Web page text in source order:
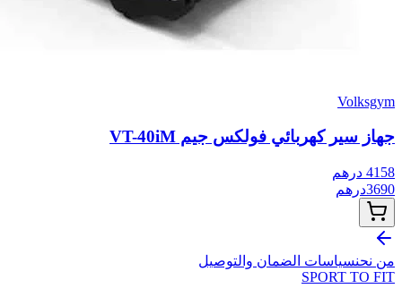
Volksgym
جهاز سير كهربائي فولكس جيم VT-40iM
4158 درهم
3690درهم
من نحنسياسات الضمان والتوصيل
SPORT TO FIT